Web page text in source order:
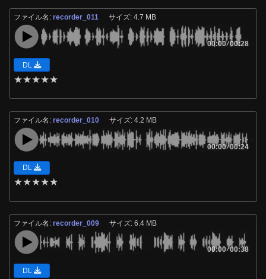
ファイル名:recorder_011 サイズ: 4.7 MB
00:00/00:28
DL
★★★★★
ファイル名:recorder_010 サイズ: 4.2 MB
00:00/00:24
DL
★★★★★
ファイル名:recorder_009 サイズ: 6.4 MB
00:00/00:38
DL